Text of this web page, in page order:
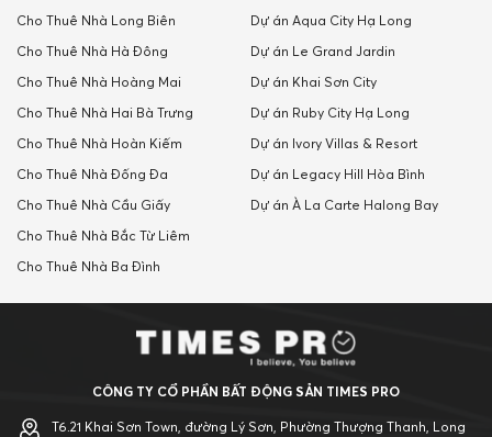
Cho Thuê Nhà Long Biên
Cho Thuê Nhà Hà Đông
Cho Thuê Nhà Hoàng Mai
Cho Thuê Nhà Hai Bà Trưng
Cho Thuê Nhà Hoàn Kiếm
Cho Thuê Nhà Đống Đa
Cho Thuê Nhà Cầu Giấy
Cho Thuê Nhà Bắc Từ Liêm
Cho Thuê Nhà Ba Đình
Dự án Aqua City Hạ Long
Dự án Le Grand Jardin
Dự án Khai Sơn City
Dự án Ruby City Hạ Long
Dự án Ivory Villas & Resort
Dự án Legacy Hill Hòa Bình
Dự án À La Carte Halong Bay
CÔNG TY CỔ PHẦN BẤT ĐỘNG SẢN TIMES PRO
T6.21 Khai Sơn Town, đường Lý Sơn, Phường Thượng Thanh, Long